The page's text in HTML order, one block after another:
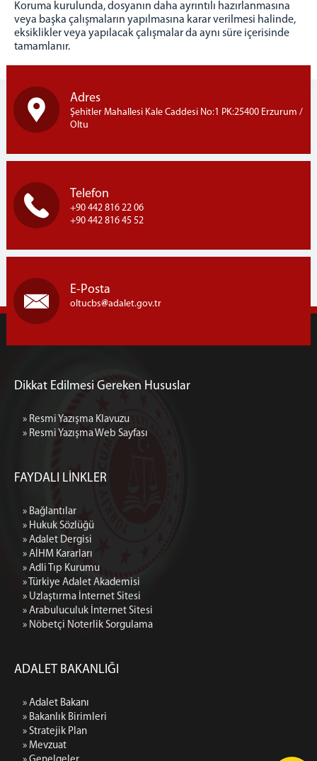
Koruma kurulunda, dosyanın daha ayrıntılı hazırlanmasına
veya başka çalışmaların yapılmasına karar verilmesi halinde,
eksiklikler veya yapılacak çalışmalar da aynı süre içerisinde
tamamlanır.
Adres
Şehitler Mahallesi Kale Caddesi No:1 PK:25400 Erzurum /
Oltu
Telefon
+90 442 816 22 06
+90 442 816 45 52
E-Posta
oltucbs adalet.gov.tr
Dikkat Edilmesi Gereken Hususlar
» Resmi Yazışma Klavuzu
» Resmi Yazışma Web Sayfası
FAYDALI LİNKLER
» Bağlantılar
» Hukuk Sözlüğü
» Adalet Dergisi
» AİHM Kararları
» Adli Tıp Kurumu
» Türkiye Adalet Akademisi
» Uzlaştırma İnternet Sitesi
» Arabuluculuk İnternet Sitesi
» Nöbetçi Noterlik Sorgulama
ADALET BAKANLIĞI
» Adalet Bakanı
» Bakanlık Birimleri
» Stratejik Plan
» Mevzuat